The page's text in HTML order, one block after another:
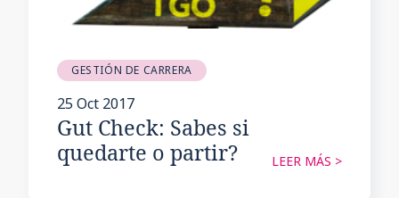
GESTIÓN DE CARRERA
25 Oct 2017
Gut Check: Sabes si
quedarte o partir?
LEER MÁS >